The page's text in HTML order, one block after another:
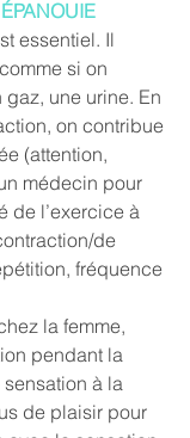
essentiel. Il
si on
une urine. En
on contribue
(attention,
médecin pour
de l’exercice à
de
fréquence
la femme,
pendant la
à la
de plaisir pour